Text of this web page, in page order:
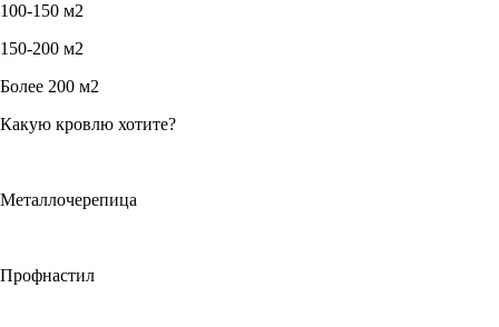
100-150 м2
150-200 м2
Более 200 м2
Какую кровлю хотите?
Металлочерепица
Профнастил